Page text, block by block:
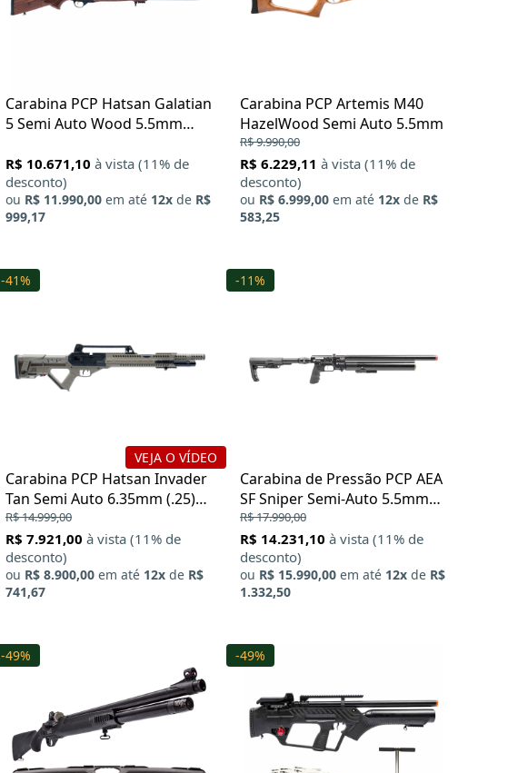
Carabina PCP Hatsan Galatian
5 Semi Auto Wood 5.5mm
R$ 10.671,10 à vista (11% de
desconto)
ou R$ 11.990,00 em até 12x de R$
999,17
Carabina PCP Artemis M40
HazelWood Semi Auto 5.5mm
R$ 9.990,00
R$ 6.229,11 à vista (11% de
desconto)
ou R$ 6.999,00 em até 12x de R$
583,25
-41%
VEJA O VÍDEO
Carabina PCP Hatsan Invader
Tan Semi Auto 6.35mm (.25)
Big Bore
R$ 14.999,00
R$ 7.921,00 à vista (11% de
desconto)
ou R$ 8.900,00 em até 12x de R$
741,67
-11%
Carabina de Pressão PCP AEA
SF Sniper Semi-Auto 5.5mm
(.22)
R$ 17.990,00
R$ 14.231,10 à vista (11% de
desconto)
ou R$ 15.990,00 em até 12x de R$
1.332,50
-49% -49%